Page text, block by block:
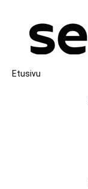
Etusivu